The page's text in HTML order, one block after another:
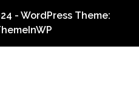
- WordPress Theme: